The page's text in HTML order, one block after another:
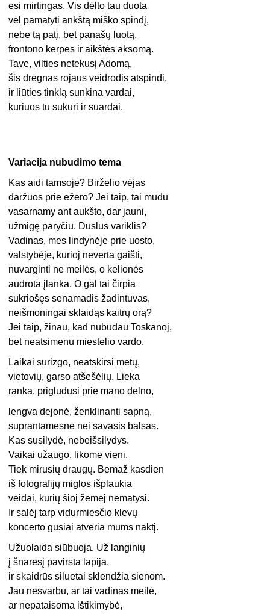
esi mirtingas. Vis dėlto tau duota
vėl pamatyti ankštą miško spindį,
nebe tą patį, bet panašų luotą,
frontono kerpes ir aikštės aksomą.
Tave, vilties netekusį Adomą,
šis drėgnas rojaus veidrodis atspindi,
ir liūties tinklą sunkina vardai,
kuriuos tu sukuri ir suardai.
Variacija nubudimo tema
Kas aidi tamsoje? Birželio vėjas
daržuos prie ežero? Jei taip, tai mudu
vasarnamy ant aukšto, dar jauni,
užmigę paryčiu. Duslus variklis?
Vadinas, mes lindynėje prie uosto,
valstybėje, kurioj neverta gaišti,
nuvarginti ne meilės, o kelionės
audrota įlanka. O gal tai čirpia
sukriošęs senamadis žadintuvas,
neišmoningai sklaidąs kaitrų orą?
Jei taip, žinau, kad nubudau Toskanoj,
bet neatsimenu miestelio vardo.
Laikai surizgo, neatskirsi metų,
vietovių, garso atšešėlių. Lieka
ranka, prigludusi prie mano delno,
lengva dejonė, ženklinanti sapną,
suprantamesnė nei savasis balsas.
Kas susilydė, nebeišsilydys.
Vaikai užaugo, likome vieni.
Tiek mirusių draugų. Bemaž kasdien
iš fotografijų miglos išplaukia
veidai, kurių šioj žemėj nematysi.
Ir salėj tarp vidurmiesčio klevų
koncerto gūsiai atveria mums naktį.
Užuolaida siūbuoja. Už langinių
į šnaresį pavirsta lapija,
ir skaidrūs siluetai sklendžia sienom.
Jau nesvarbu, ar tai vadinas meilė,
ar nepataisoma ištikimybė,